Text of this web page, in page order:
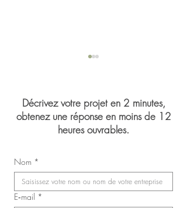
infirmières, inhalothérapeutes
et infirmières auxiliaires de
Laval (SIIIAL-CSQ)
Décrivez votre projet en 2 minutes,
obtenez une réponse en moins de 12
heures ouvrables.
Nom *
E‑mail *